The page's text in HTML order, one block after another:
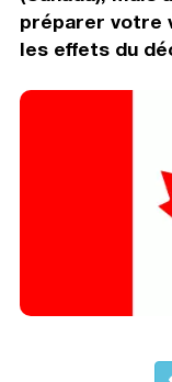
préparer votre
les effets du